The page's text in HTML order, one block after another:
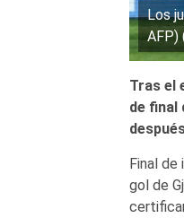
Los
AFP)
Tras el
de final
Final de
gol de